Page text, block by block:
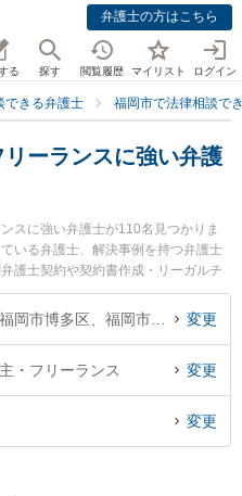
弁護士の方はこちら
る 探す 閲覧履歴 マイリスト ログイン
できる弁護士 福岡市で法律相談で
ーランスに強い弁護
スに強い弁護士が110名見つかりま
いる弁護士、解決事例を持つ弁護士
護士契約や契約書作成・リーガルチ
かな分野での絞り込み検索もでき便
護士やA＆S福岡法律事務所弁護士法
に発生した個人事業主・フリーラン
い』『個人事業主・フリーランスの
検索したい』『初回相談無料で個人
変更
・フリーランス 変更
変更